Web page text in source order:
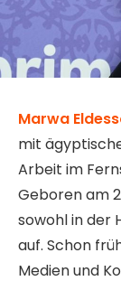
Marwa
mit
Arbeit im
Geboren am
sowohl in der
auf. Schon
Medien und